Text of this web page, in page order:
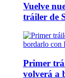
Vuelve
tráiler de
Primer
volverá a